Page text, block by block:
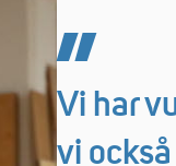
Vi har
vi